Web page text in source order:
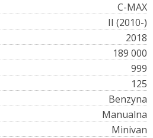
C-MAX
II (2010-)
2018
189 000
999
125
Benzyna
Manualna
Minivan